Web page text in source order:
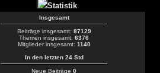
Statistik
Insgesamt
Beiträge insgesamt: 87129
Themen insgesamt: 6376
Mitglieder insgesamt: 1140
In den letzten 24 Std
Neue Beiträge 0